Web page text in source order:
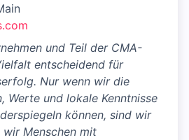
und Teil der CMA-
entscheidend für
Nur wenn wir die
Werte und lokale Kenntnisse
können, sind wir
Menschen mit